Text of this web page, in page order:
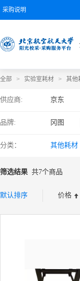
采购说明
全部 > 实验室耗材 > 其他
供应商: 京东
品牌: 冈图
分类： 其他耗材
筛选结果 共7个商品
默认排序 价格